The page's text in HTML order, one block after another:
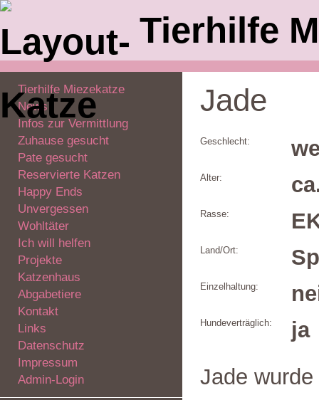
Tierhilfe
Tierhilfe Miezekatze
News
Infos zur Vermittlung
Zuhause gesucht
Pate gesucht
Reservierte Katzen
Happy Ends
Unvergessen
Wohltäter
Ich will helfen
Projekte
Katzenhaus
Abgabetiere
Kontakt
Links
Datenschutz
Impressum
Admin-Login
Jade
Geschlecht:
Alter:
Rasse:
Land/Ort:
Einzelhaltung:
Hundeverträglich:
ja
Jade